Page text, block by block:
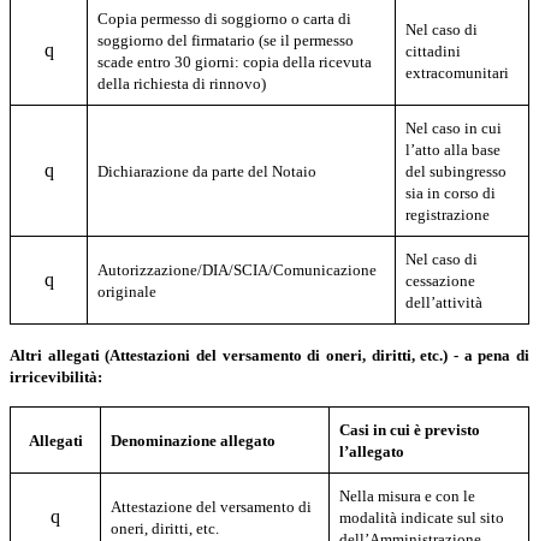
q
Copia permesso di soggiorno o carta di
soggiorno del firmatario (se il permesso
scade entro 30 giorni: copia della ricevuta
della richiesta di rinnovo)
Nel caso di
cittadini
extracomunitari
q Dichiarazione da parte del Notaio
Nel caso in cui
l’atto alla base
del subingresso
sia in corso di
registrazione
q Autorizzazione/DIA/SCIA/Comunicazione
originale
Nel caso di
cessazione
dell’attività
Altri allegati (Attestazioni del versamento di oneri, diritti, etc.) - a pena di
irricevibilità:
Allegati Denominazione allegato
Casi in cui è previsto
l’allegato
q
Attestazione del versamento di
oneri, diritti, etc.
Nella misura e con le
modalità indicate sul sito